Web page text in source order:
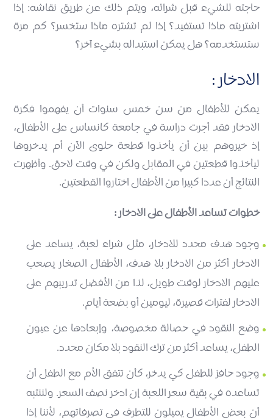
حاجته للشيء قبل شرائه، ويتم ذلك عن طريق نقاشه: إذا
اشتريته ماذا تستفيد؟ إذا لم تشتره ماذا ستخسر؟ كم مرة
ستستخدمه؟ هل يمكن استبداله بشيء آخر؟
الادخار :
يمكن للأطفال من سن خمس سنوات أن يفهموا فكرة
الادخار فقد أجرت دراسة في جامعة كانساس على الأطفال،
إذ خيروهم بين أن يأخذوا قطعة حلوى الآن أم يدخروها
ليأخذوا قطعتين في المقابل ولكن في وقت لاحق. وأظهرت
النتائج أن عددا كبيرا من الأطفال اختاروا القطعتين.
خطوات تساعد الأطفال على الادخار :
وجود هدف محدد للادخار، مثل شراء لعبة، يساعد على
الادخار أكثر من الادخار بلا هدف، الأطفال الصغار يصعب
عليهم الادخار لوقت طويل، لذا من الأفضل تدريبهم على
الادخار لفترات قصيرة، ليومين أو بضعة أيام.
وضع النقود في حصالة مخصوصة، وإبعادها عن عيون
الطفل، يساعد أكثر من ترك النقود بلا مكان محدد.
وجود حافز للطفل كي يدخر، كأن تتفق الأم مع الطفل أن
تساعده في بقية سعر اللعبة إن ادخر نصف السعر. ولننتبه
أن بعض الأطفال يميلون للتطرف في تصرفاتهم، لأننا إذا